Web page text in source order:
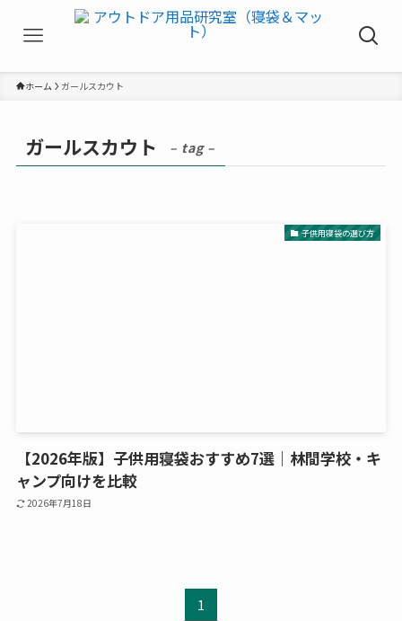
ホーム ガールスカウト
ガールスカウト – tag –
子供用寝袋の選び方
【2026年版】子供用寝袋おすすめ7選｜林間学校・キ
ャンプ向けを比較
2026年7月18日
1